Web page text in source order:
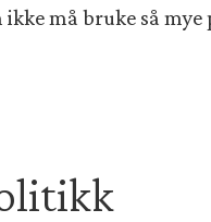
må bruke så mye